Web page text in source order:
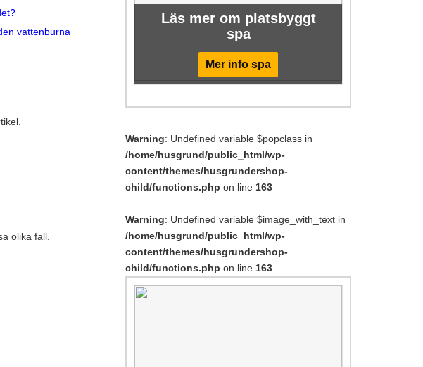
vattenburna
olika fall.
Läs mer om platsbyggt
spa
Mer info spa
Warning: Undefined variable $popclass in
/home/husgrund/public_html/wp-
content/themes/husgrundershop-
child/functions.php on line 163
Warning: Undefined variable $image_with_text in
/home/husgrund/public_html/wp-
content/themes/husgrundershop-
child/functions.php on line 163